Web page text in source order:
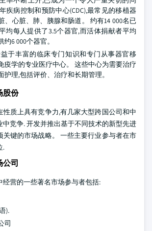
疾病控制和预防中心(CDC),最常见的移植器
、心脏、肺、胰腺和肠道。 约有14 000名已
均每人提供了3.5个器官,而活体捐献者平均
6 000个器官。
于丰富的临床专门知识和专门从事器官移
疫学的专业医疗中心。 这些中心为需要治疗
护理,包括评价、治疗和长期管理。
股份
性质上具有竞争力,有几家大型跨国公司和中
中竞争. 开发并推出基于不同技术的新型先进
关键的市场战略。 一些主要行业参与者在市
.
司
经营的一些著名市场参与者包括:
).
司